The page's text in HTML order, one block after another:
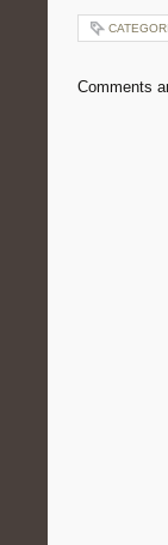
Comments